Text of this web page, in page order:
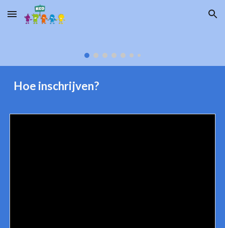
Skip to main content Skip to navigation
Hoe inschrijven?